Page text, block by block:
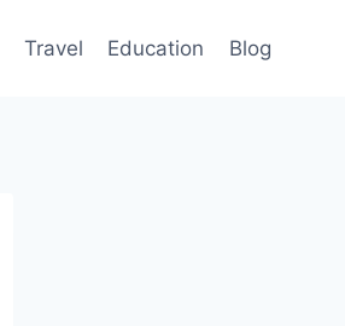
Travel Education Blog